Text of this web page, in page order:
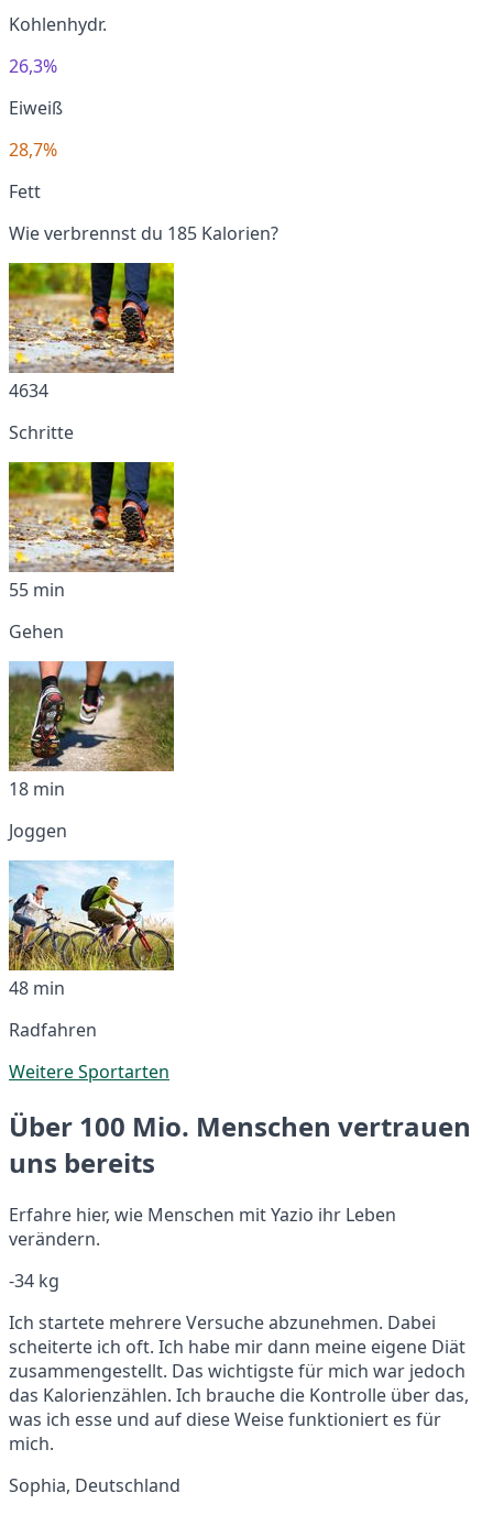
Kohlenhydr.
26,3%
Eiweiß
28,7%
Fett
Wie verbrennst du 185 Kalorien?
4634
Schritte
55 min
Gehen
18 min
Joggen
48 min
Radfahren
Weitere Sportarten
Über 100 Mio. Menschen vertrauen
uns bereits
Erfahre hier, wie Menschen mit Yazio ihr Leben
verändern.
-34 kg
Ich startete mehrere Versuche abzunehmen. Dabei
scheiterte ich oft. Ich habe mir dann meine eigene Diät
zusammengestellt. Das wichtigste für mich war jedoch
das Kalorienzählen. Ich brauche die Kontrolle über das,
was ich esse und auf diese Weise funktioniert es für
mich.
Sophia, Deutschland